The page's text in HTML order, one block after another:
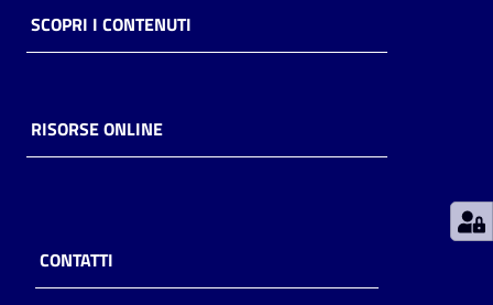
Casa
Piani
storico
per
SCOPRI I CONTENUTI
RISORSE ONLINE
CONTATTI